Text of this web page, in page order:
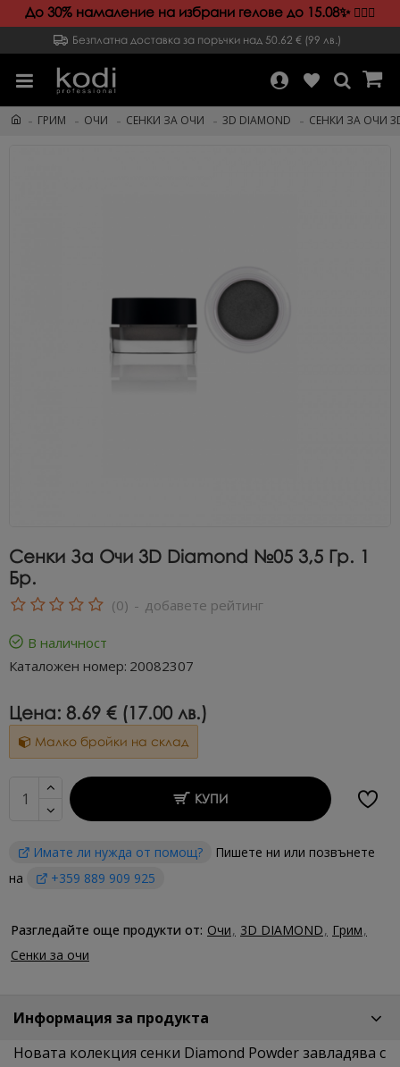
До 30% намаление на избрани гелове до 15.08✨️💁🏻‍♀️
Безплатна доставка за поръчки над 50.62 € (99 лв.)
ГРИМ ОЧИ СЕНКИ ЗА ОЧИ 3D DIAMOND СЕНКИ ЗА ОЧИ
Сенки За Очи 3D Diamond №05 3,5 Гр. 1
Бр.
В наличност
Каталожен номер: 20082307
(0) - добавете рейтинг
Цена: 8.69 € (17.00 лв.)
Малко бройки на склад
КУПИ
Имате ли нужда от помощ?
Пишете ни или позвънете
на
+359 889 909 925
Разгледайте още продукти от: Очи 3D DIAMOND
Грим
Сенки за очи
Информация за продукта
Новата колекция сенки Diamond Powder завладява с